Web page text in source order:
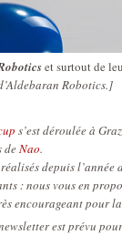
et surtout de
Robotics.]
s’est déroulée à
deNao.
depuis l’année
: nous vous en
encourageant pour
est prévu